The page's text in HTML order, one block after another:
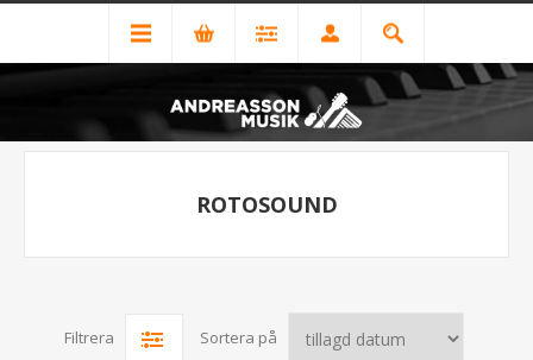
ROTOSOUND
Filtrera Sortera på